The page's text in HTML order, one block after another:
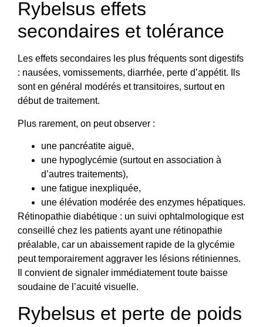
Rybelsus effets
secondaires et tolérance
Les effets secondaires les plus fréquents sont digestifs
: nausées, vomissements, diarrhée, perte d’appétit. Ils
sont en général modérés et transitoires, surtout en
début de traitement.
Plus rarement, on peut observer :
une pancréatite aiguë,
une hypoglycémie (surtout en association à
d’autres traitements),
une fatigue inexpliquée,
une élévation modérée des enzymes hépatiques.
Rétinopathie diabétique : un suivi ophtalmologique est
conseillé chez les patients ayant une rétinopathie
préalable, car un abaissement rapide de la glycémie
peut temporairement aggraver les lésions rétiniennes.
Il convient de signaler immédiatement toute baisse
soudaine de l’acuité visuelle.
Rybelsus et perte de poids